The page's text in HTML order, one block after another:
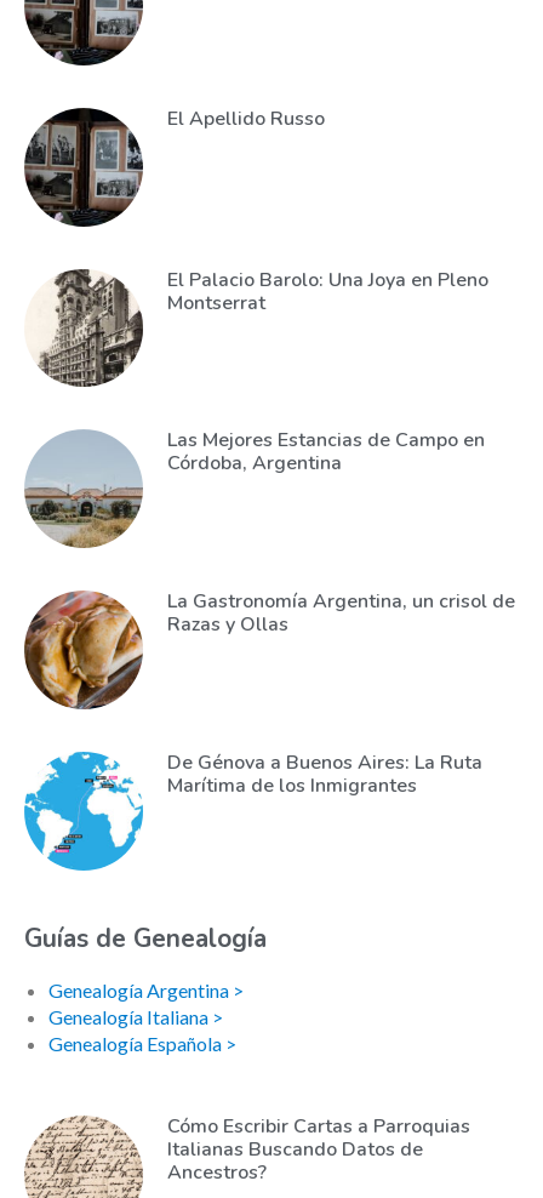
El Apellido Russo
El Palacio Barolo: Una Joya en Pleno
Montserrat
Las Mejores Estancias de Campo en
Córdoba, Argentina
La Gastronomía Argentina, un crisol de
Razas y Ollas
De Génova a Buenos Aires: La Ruta
Marítima de los Inmigrantes
Guías de Genealogía
Genealogía Argentina >
Genealogía Italiana >
Genealogía Española >
Cómo Escribir Cartas a Parroquias
Italianas Buscando Datos de
Ancestros?